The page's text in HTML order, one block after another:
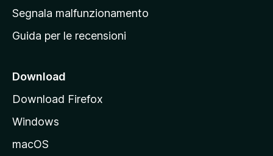
r
n
i
a
l
Segnala malfunzionamento
Guida per le recensioni
Download
Download Firefox
Windows
macOS